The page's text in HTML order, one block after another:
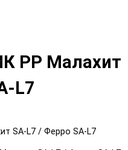
PP Малахит
L7
SA-L7 / Ферро SA-L7